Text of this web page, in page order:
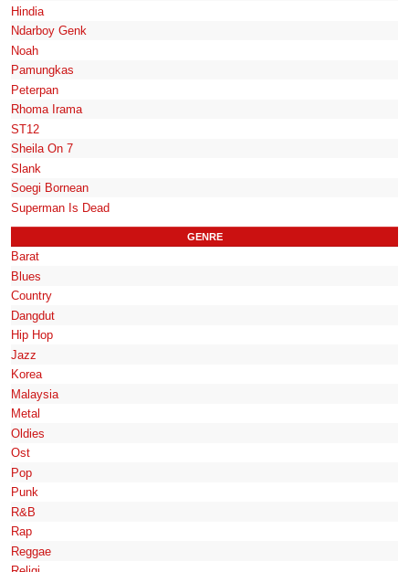
Hindia
Ndarboy Genk
Noah
Pamungkas
Peterpan
Rhoma Irama
ST12
Sheila On 7
Slank
Soegi Bornean
Superman Is Dead
GENRE
Barat
Blues
Country
Dangdut
Hip Hop
Jazz
Korea
Malaysia
Metal
Oldies
Ost
Pop
Punk
R&B
Rap
Reggae